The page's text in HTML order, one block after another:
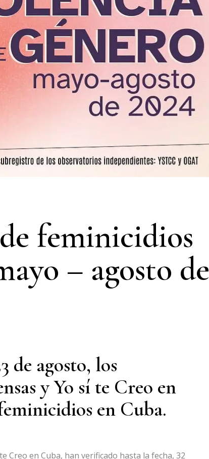
feminicidios
– agosto de
de agosto, los
y Yo sí te Creo en
en Cuba.
Creo en Cuba, han verificado hasta la fecha, 32